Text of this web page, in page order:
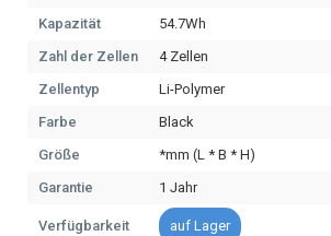
Kapazität
54.7Wh
Zahl der Zellen
4 Zellen
Zellentyp
Li-Polymer
Farbe
Black
Größe
*mm (L * B * H)
Garantie
1 Jahr
Verfügbarkeit auf Lager